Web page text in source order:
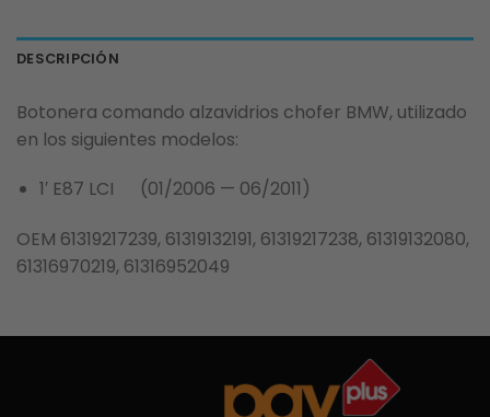
DESCRIPCIÓN
Botonera comando alzavidrios chofer BMW, utilizado
en los siguientes modelos:
1′ E87 LCI (01/2006 — 06/2011)
OEM 61319217239, 61319132191, 61319217238, 61319132080,
61316970219, 61316952049